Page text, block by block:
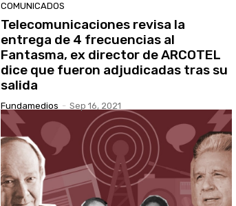
COMUNICADOS
Telecomunicaciones revisa la
entrega de 4 frecuencias al
Fantasma, ex director de ARCOTEL
dice que fueron adjudicadas tras su
salida
Fundamedios - Sep 16, 2021